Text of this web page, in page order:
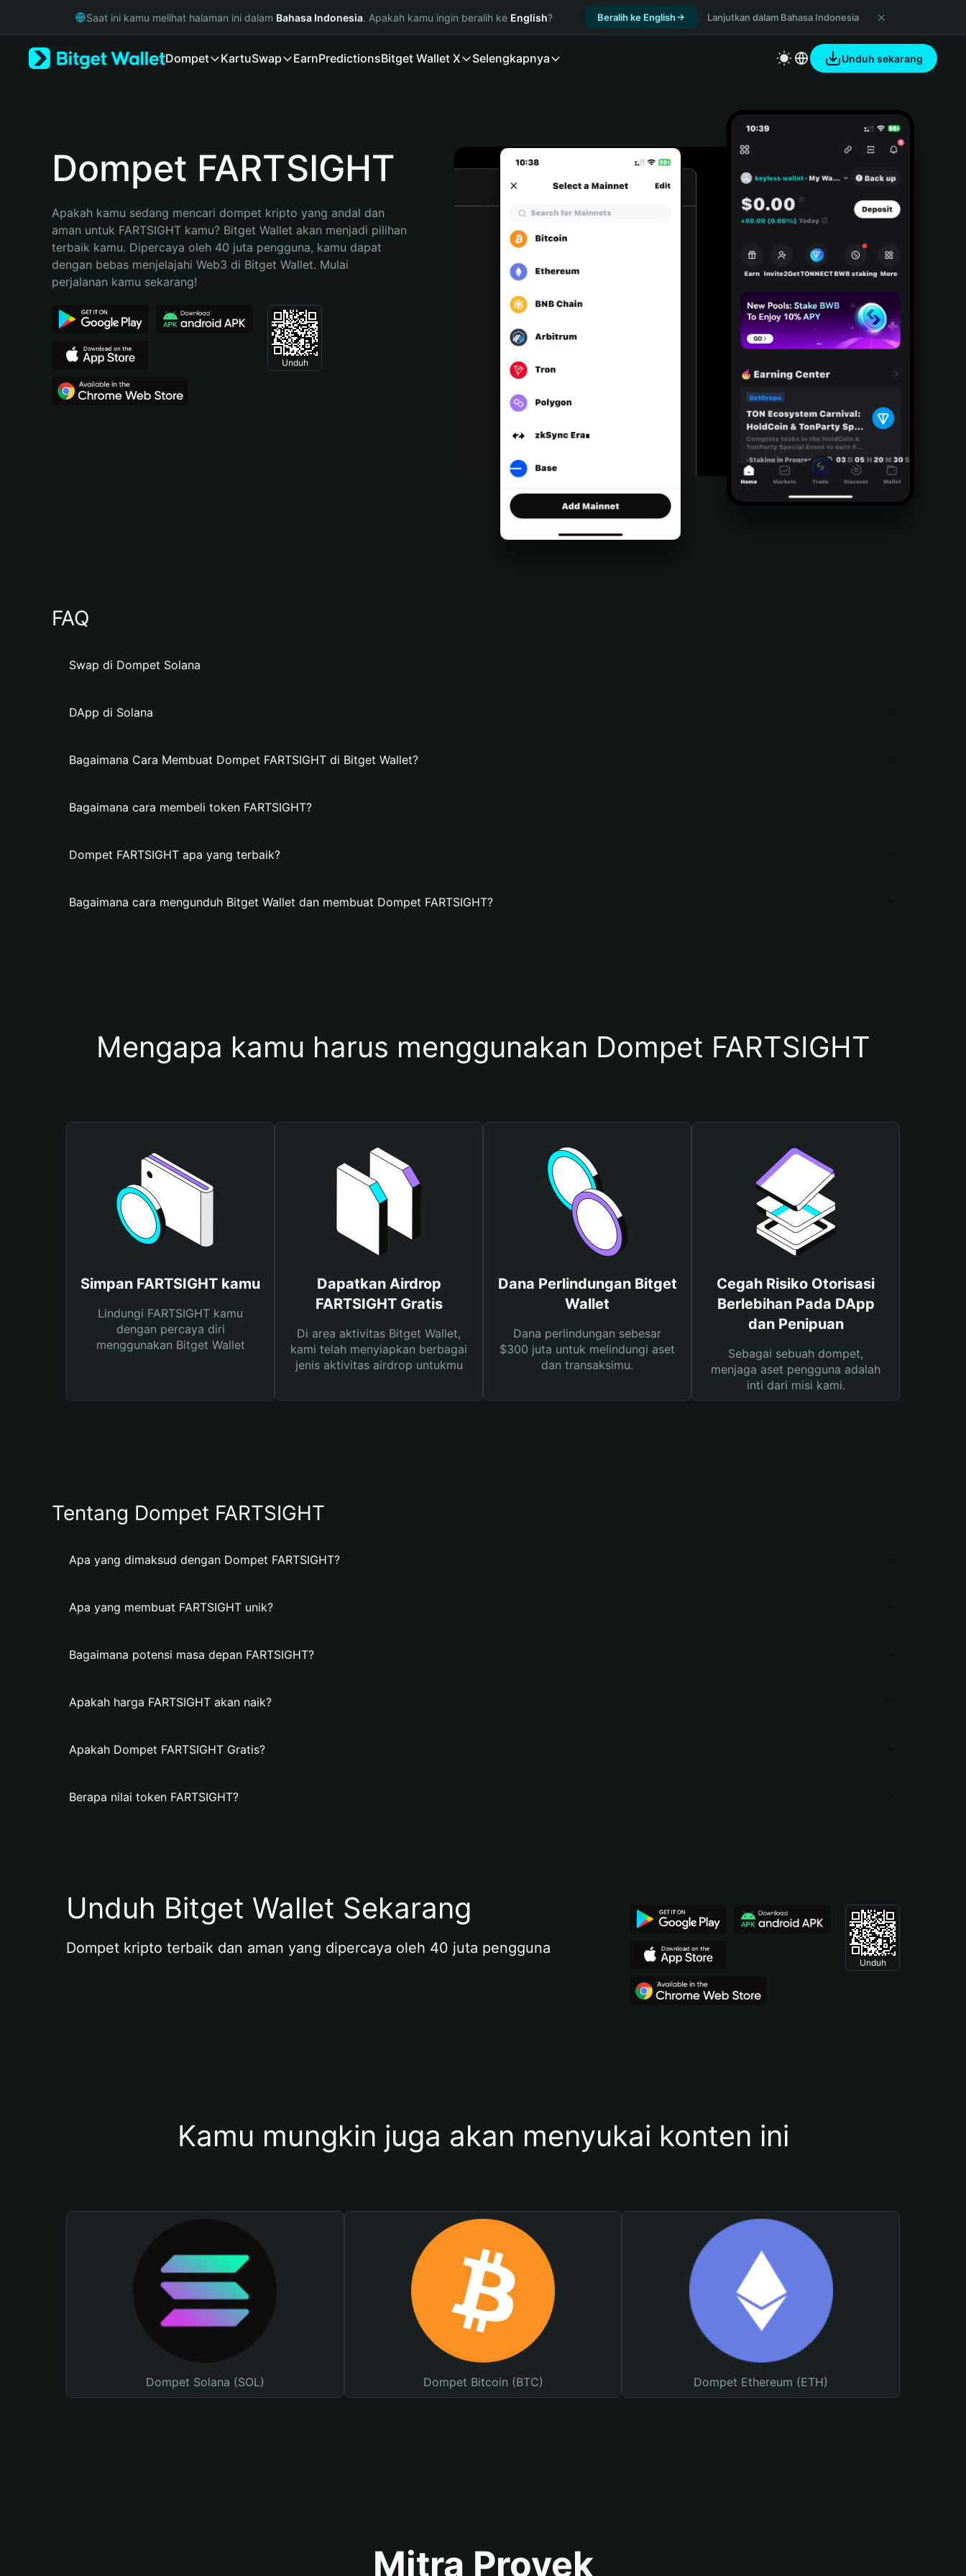
Русский
Bahasa Indonesia
Español (Argentina)
Saat ini kamu melihat halaman ini dalam Bahasa Indonesia. Apakah kamu ingin beralih ke English? Beralih ke English Lanjutkan dalam Bahasa Indonesia
Dompet KartuSwap EarnPredictionsBitget Wallet X Selengkapnya Unduh sekarang
Dompet FARTSIGHT
Apakah kamu sedang mencari dompet kripto yang andal dan
aman untuk FARTSIGHT kamu? Bitget Wallet akan menjadi pilihan
terbaik kamu. Dipercaya oleh 40 juta pengguna, kamu dapat
dengan bebas menjelajahi Web3 di Bitget Wallet. Mulai
perjalanan kamu sekarang!
Unduh
FAQ
Swap di Dompet Solana
DApp di Solana
Bagaimana Cara Membuat Dompet FARTSIGHT di Bitget Wallet?
Bagaimana cara membeli token FARTSIGHT?
Dompet FARTSIGHT apa yang terbaik?
Bagaimana cara mengunduh Bitget Wallet dan membuat Dompet FARTSIGHT?
Mengapa kamu harus menggunakan Dompet FARTSIGHT
Simpan FARTSIGHT kamu
Lindungi FARTSIGHT kamu
dengan percaya diri
menggunakan Bitget Wallet
Dapatkan Airdrop
FARTSIGHT Gratis
Di area aktivitas Bitget Wallet,
kami telah menyiapkan berbagai
jenis aktivitas airdrop untukmu
Dana Perlindungan Bitget
Wallet
Dana perlindungan sebesar
$300 juta untuk melindungi aset
dan transaksimu.
Cegah Risiko Otorisasi
Berlebihan Pada DApp
dan Penipuan
Sebagai sebuah dompet,
menjaga aset pengguna adalah
inti dari misi kami.
Tentang Dompet FARTSIGHT
Apa yang dimaksud dengan Dompet FARTSIGHT?
Apa yang membuat FARTSIGHT unik?
Bagaimana potensi masa depan FARTSIGHT?
Apakah harga FARTSIGHT akan naik?
Apakah Dompet FARTSIGHT Gratis?
Berapa nilai token FARTSIGHT?
Unduh Bitget Wallet Sekarang
Dompet kripto terbaik dan aman yang dipercaya oleh 40 juta pengguna
Unduh
Kamu mungkin juga akan menyukai konten ini
Dompet Solana (SOL) Dompet Bitcoin (BTC) Dompet Ethereum (ETH)
Mitra Proyek